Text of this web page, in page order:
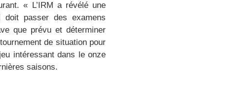
« L’IRM a révélé une
passer des examens
que prévu et déterminer
de situation pour
intéressant dans le onze
saisons.